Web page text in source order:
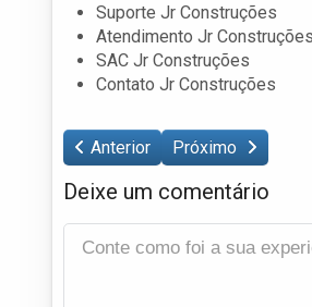
Suporte Jr Construções
Atendimento Jr Construções
SAC Jr Construções
Contato Jr Construções
Anterior Próximo
Deixe um comentário